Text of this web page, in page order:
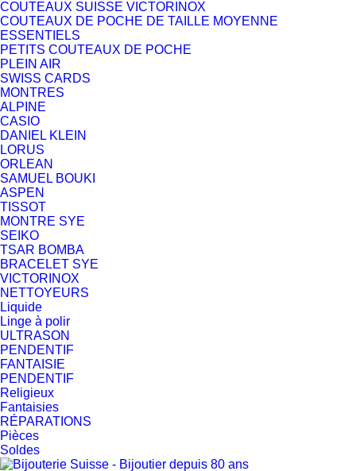
COUTEAUX SUISSE VICTORINOX
COUTEAUX DE POCHE DE TAILLE MOYENNE
ESSENTIELS
PETITS COUTEAUX DE POCHE
PLEIN AIR
SWISS CARDS
MONTRES
ALPINE
CASIO
DANIEL KLEIN
LORUS
ORLEAN
SAMUEL BOUKI
ASPEN
TISSOT
MONTRE SYE
SEIKO
TSAR BOMBA
BRACELET SYE
VICTORINOX
NETTOYEURS
Liquide
Linge à polir
ULTRASON
PENDENTIF
FANTAISIE
PENDENTIF
Religieux
Fantaisies
RÉPARATIONS
Pièces
Soldes